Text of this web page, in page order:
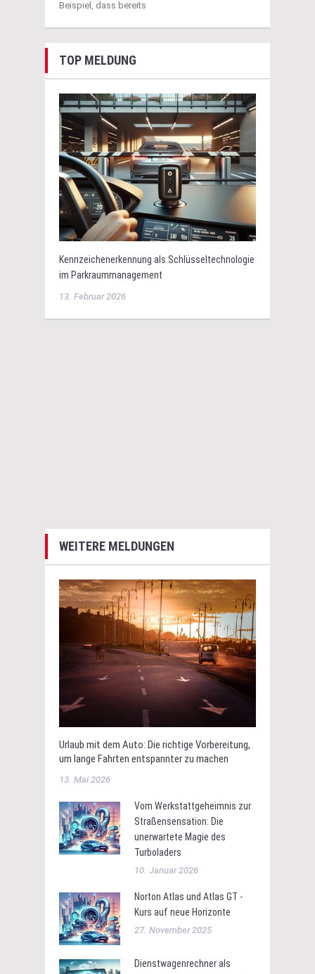
Beispiel, dass bereits
TOP MELDUNG
Kennzeichenerkennung als Schlüsseltechnologie
im Parkraummanagement
13. Februar 2026
WEITERE MELDUNGEN
Urlaub mit dem Auto: Die richtige Vorbereitung,
um lange Fahrten entspannter zu machen
13. Mai 2026
Vom Werkstattgeheimnis zur
Straßensensation: Die
unerwartete Magie des
Turboladers
10. Januar 2026
Norton Atlas und Atlas GT -
Kurs auf neue Horizonte
27. November 2025
Dienstwagenrechner als